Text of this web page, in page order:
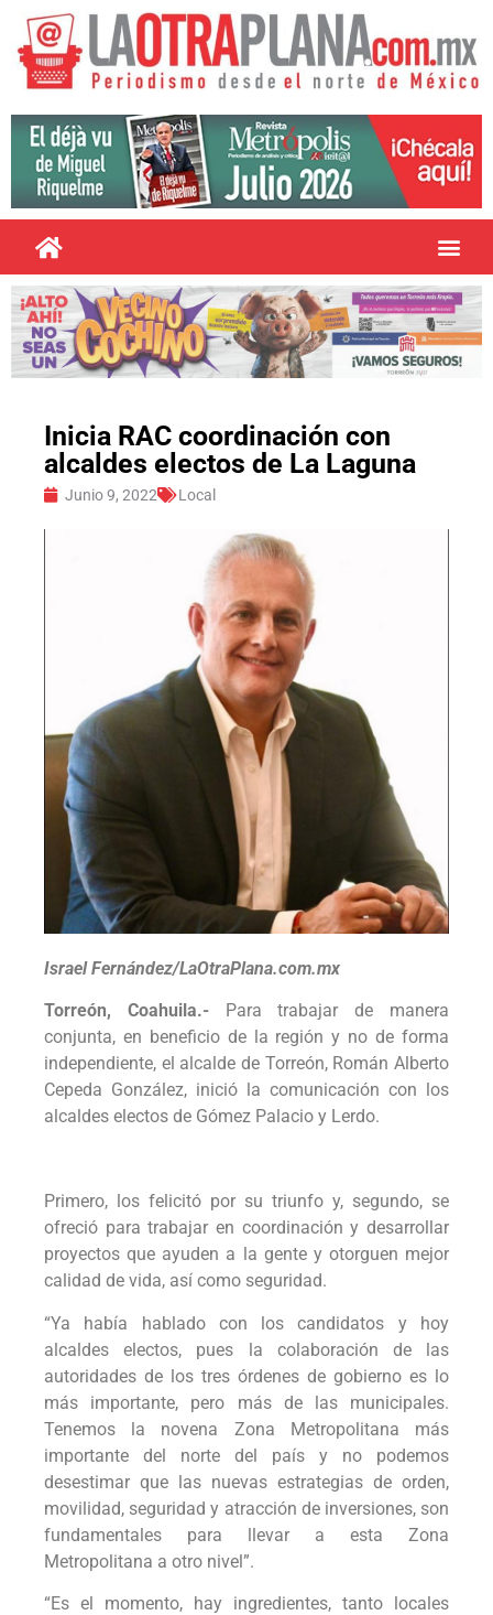
Inicia RAC coordinación con
alcaldes electos de La Laguna
Junio 9, 2022 Local
Israel Fernández/LaOtraPlana.com.mx
Torreón, Coahuila.-Para trabajar de manera
conjunta, en beneficio de la región y no de forma
independiente, el alcalde de Torreón, Román Alberto
Cepeda González, inició la comunicación con los
alcaldes electos de Gómez Palacio y Lerdo.
Primero, los felicitó por su triunfo y, segundo, se
ofreció para trabajar en coordinación y desarrollar
proyectos que ayuden a la gente y otorguen mejor
calidad de vida, así como seguridad.
“Ya había hablado con los candidatos y hoy
alcaldes electos, pues la colaboración de las
autoridades de los tres órdenes de gobierno es lo
más importante, pero más de las municipales.
Tenemos la novena Zona Metropolitana más
importante del norte del país y no podemos
desestimar que las nuevas estrategias de orden,
movilidad, seguridad y atracción de inversiones, son
fundamentales para llevar a esta Zona
Metropolitana a otro nivel”.
“Es el momento, hay ingredientes, tanto locales